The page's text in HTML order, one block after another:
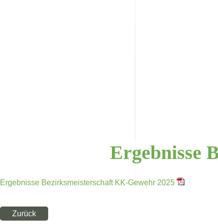
Ergebnisse
Ergebnisse Bezirksmeisterschaft KK-Gewehr 2025
Zurück